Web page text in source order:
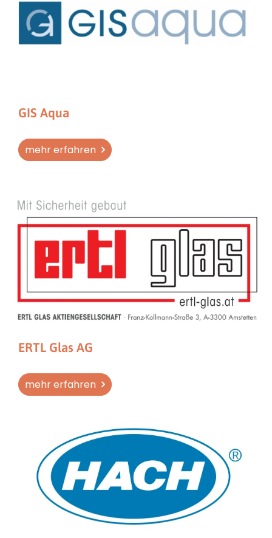
GIS Aqua
mehr erfahren
ERTL Glas AG
mehr erfahren